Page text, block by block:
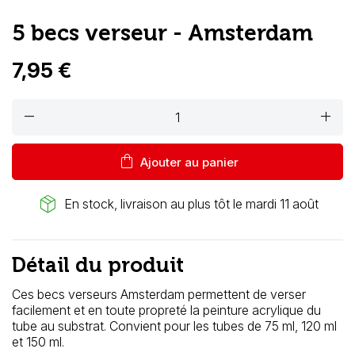
5 becs verseur - Amsterdam
7,95 €
remove add
shopping_bag Ajouter au panier
package_2 En stock, livraison au plus tôt le mardi 11 août
Détail du produit
Ces becs verseurs Amsterdam permettent de verser
facilement et en toute propreté la peinture acrylique du
tube au substrat. Convient pour les tubes de 75 ml, 120 ml
et 150 ml.